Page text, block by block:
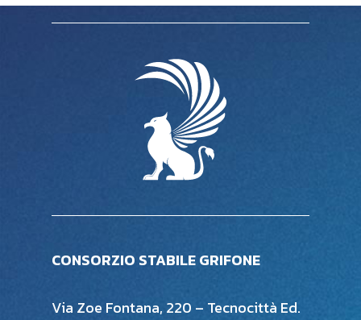
CONSORZIO STABILE GRIFONE
Via Zoe Fontana, 220 – Tecnocittà Ed.